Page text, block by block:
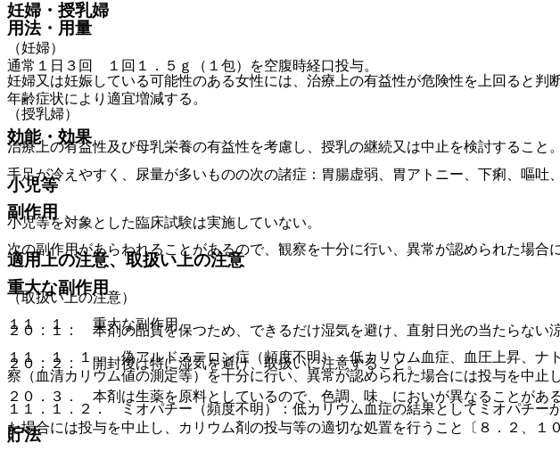
妊婦・授乳婦
（妊婦）
妊婦又は妊娠している可能性のある女性には、治療上の有益性が危険性を上回ると判
（授乳婦）
治療上の有益性及び母乳栄養の有益性を考慮し、授乳の継続又は中止を検討すること。
小児等
小児等を対象とした臨床試験は実施していない。
適用上の注意、取扱い上の注意
（取扱い上の注意）
２０．１． 本剤の品質を保つため、できるだけ湿気を避け、直射日光の当たらない
２０．２． 開封後は特に湿気を避け、取扱いに注意すること。
２０．３． 本剤は生薬を原料としているので、色調、味、においが異なることがある
貯法
用法・用量
通常１日３回 １回１．５ｇ（１包）を空腹時経口投与。
年齢症状により適宜増減する。
効能・効果
手足が冷えやすく、尿量が多いものの次の諸症：胃腸虚弱、胃アトニー、下痢、嘔吐、
副作用
次の副作用があらわれることがあるので、観察を十分に行い、異常が認められた場合
重大な副作用
１１．１． 重大な副作用
１１．１．１． 偽アルドステロン症（頻度不明）：低カリウム血症、血圧上昇、
察（血清カリウム値の測定等）を十分に行い、異常が認められた場合には投与を中止
１１．１．２． ミオパチー（頻度不明）：低カリウム血症の結果としてミオパチ
た場合には投与を中止し、カリウム剤の投与等の適切な処置を行うこと〔８．２、１